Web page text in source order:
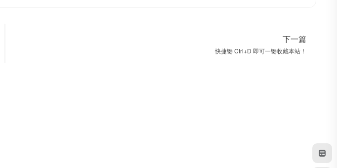
下一篇
快捷键 Ctrl+D 即可一键收藏本站！